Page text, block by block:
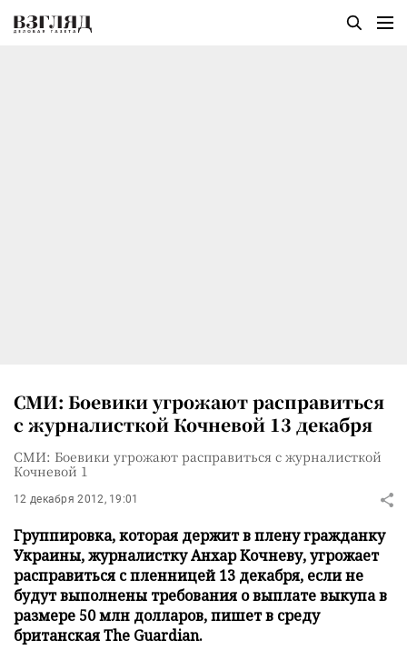
СМИ: Боевики угрожают расправиться
с журналисткой Кочневой 13 декабря
СМИ: Боевики угрожают расправиться с журналисткой
Кочневой 1
12 декабря 2012, 19:01
Группировка, которая держит в плену гражданку
Украины, журналистку Анхар Кочневу, угрожает
расправиться с пленницей 13 декабря, если не
будут выполнены требования о выплате выкупа в
размере 50 млн долларов, пишет в среду
британская The Guardian.